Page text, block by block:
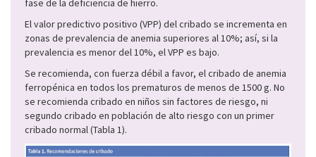
fase de la deficiencia de hierro.
El valor predictivo positivo (VPP) del cribado se incrementa en
zonas de prevalencia de anemia superiores al 10%; así, si la
prevalencia es menor del 10%, el VPP es bajo.
Se recomienda, con fuerza débil a favor, el cribado de anemia
ferropénica en todos los prematuros de menos de 1500 g. No
se recomienda cribado en niños sin factores de riesgo, ni
segundo cribado en población de alto riesgo con un primer
cribado normal (Tabla 1).